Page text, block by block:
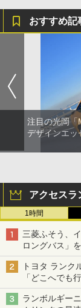
おすすめ記
注目の光岡「
デザインエッ
アクセスラ
1時間
三菱ふそう、
ロングバス」
バス
トヨタ ランク
「どこへでも
命をつなぐ
ランボルギー